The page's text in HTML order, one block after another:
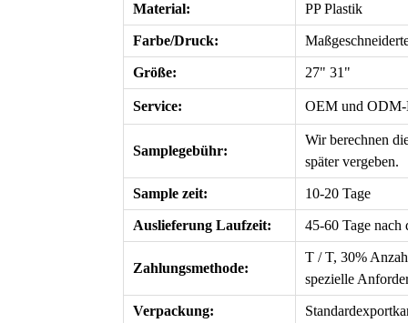
Material: PP Plastik
Farbe/Druck:
Größe: 27" 31"
Service: OEM und ODM-
Samplegebühr:
Wir berechnen
später vergeben.
Sample zeit: 10-20 Tage
Auslieferung Laufzeit: 45-60 Tage nach
Zahlungsmethode:
T / T, 30%
spezielle
Verpackung: